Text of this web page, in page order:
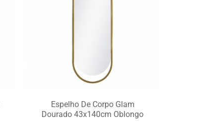
Espelho De Corpo Glam
Dourado 43x140cm Oblongo